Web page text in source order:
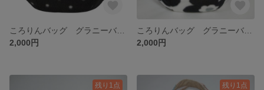
2,000円
2,000円
残り1点 残り1点